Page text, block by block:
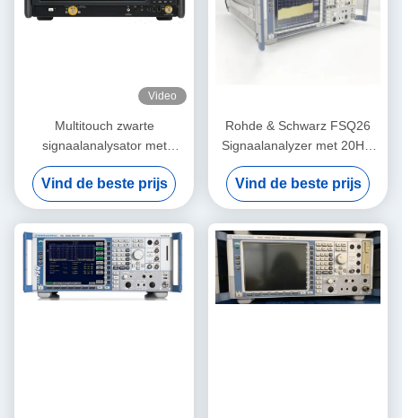
Video
Multitouch zwarte
signaalanalysator met
frequentie van 110 GHz en
analysebandbreedte van 1
GHz UXA-
spectrumanalysator van de
X-serie
Vind de beste prijs
Rohde & Schwarz FSQ26
Signaalanalyzer met 20Hz-
26.5GHz Frequentie en
High-End Dynamisch Bereik
Vind de beste prijs